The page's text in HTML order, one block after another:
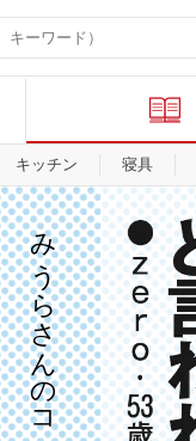
キッチン 寝具